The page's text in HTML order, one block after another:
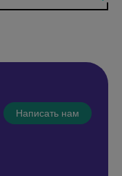
Написать нам